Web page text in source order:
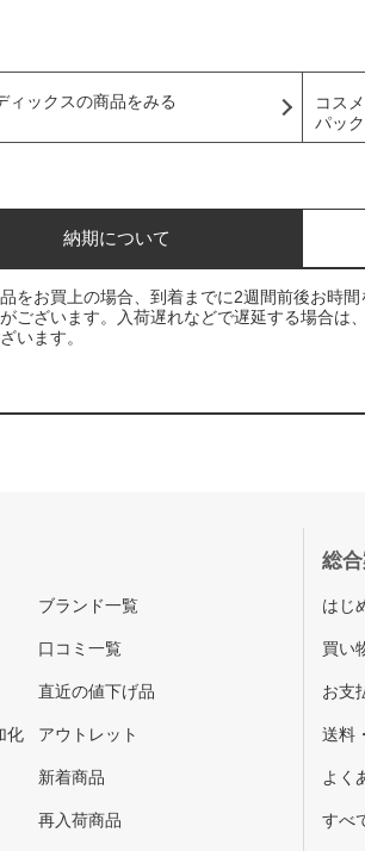
ィックスの商品をみる
コス
パッ
納期について
をお買上の場合、到着までに2週間前後お時
ございます。入荷遅れなどで遅延する場合は
います。
化
ブランド一覧
口コミ一覧
直近の値下げ品
アウトレット
新着商品
再入荷商品
総
はじ
買い
お支
送料
よく
すべ